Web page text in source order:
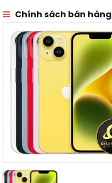
Chính sách bán hàng